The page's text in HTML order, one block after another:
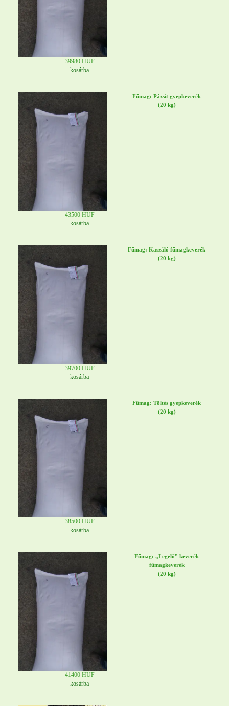
39980 HUF
kosárba
Fűmag: Pázsit gyepkeverék
(20 kg)
43500 HUF
kosárba
Fűmag: Kaszáló fűmagkeverék
(20 kg)
39700 HUF
kosárba
Fűmag: Töltés gyepkeverék
(20 kg)
38500 HUF
kosárba
Fűmag: „Legelő” keverék
fűmagkeverék
(20 kg)
41400 HUF
kosárba